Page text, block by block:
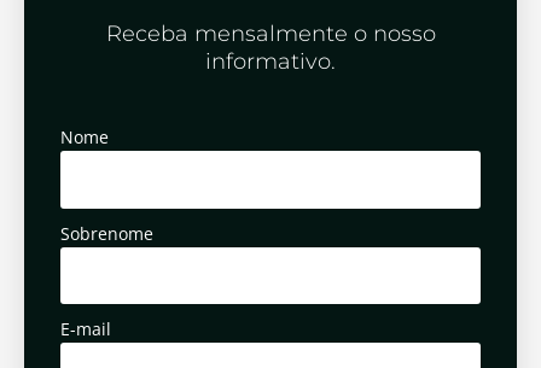
Receba mensalmente o nosso
informativo.
Nome
Sobrenome
E-mail